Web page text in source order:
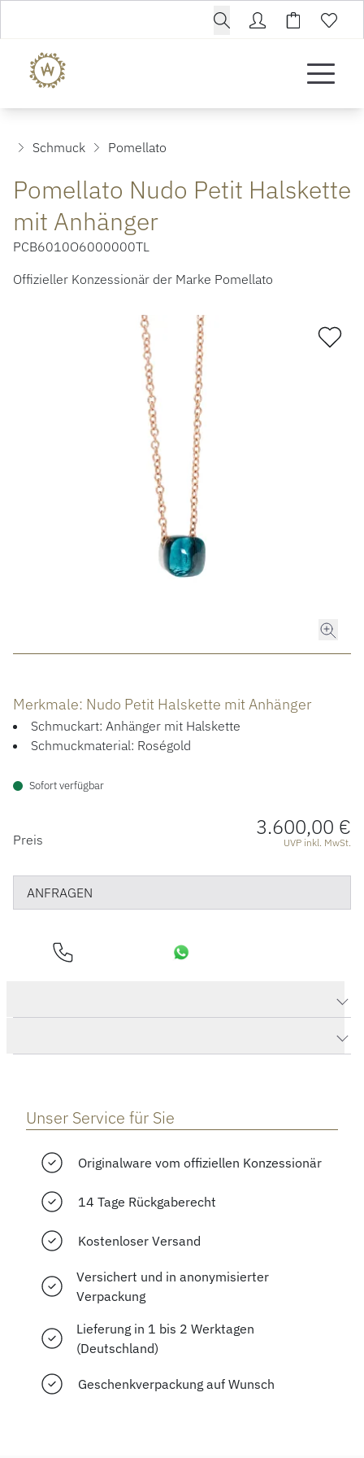
ROLEX CERTIFIED PRE-OWNED
HOCHZEIT
ÜBER UNS
Schmuck Pomellato
Pomellato Nudo Petit Halskette
mit Anhänger
PCB6010O6000000TL
Offizieller Konzessionär der Marke Pomellato
Merkmale: Nudo Petit Halskette mit Anhänger
Schmuckart: Anhänger mit Halskette
Schmuckmaterial: Roségold
Sofort verfügbar
PREISINFORMATIONEN
Preis 3.600,00 €
UVP inkl. MwSt.
ANFRAGEN
Unser Service für Sie
Originalware vom offiziellen Konzessionär
14 Tage Rückgaberecht
Kostenloser Versand
Versichert und in anonymisierter
Verpackung
Lieferung in 1 bis 2 Werktagen
(Deutschland)
Geschenkverpackung auf Wunsch